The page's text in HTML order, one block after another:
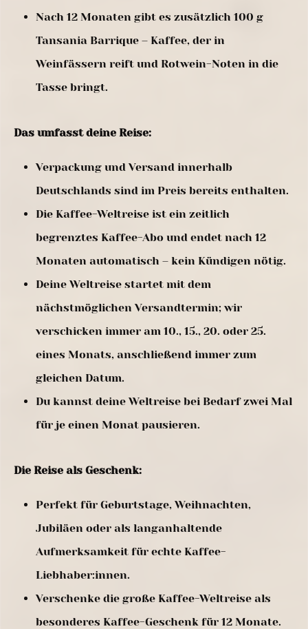
Nach 12 Monaten gibt es zusätzlich 100 g
Tansania Barrique – Kaffee, der in
Weinfässern reift und Rotwein-Noten in die
Tasse bringt.
Das umfasst deine Reise:
Verpackung und Versand innerhalb
Deutschlands sind im Preis bereits enthalten.
Die Kaffee-Weltreise ist ein zeitlich
begrenztes Kaffee-Abo und endet nach 12
Monaten automatisch – kein Kündigen nötig.
Deine Weltreise startet mit dem
nächstmöglichen Versandtermin; wir
verschicken immer am 10., 15., 20. oder 25.
eines Monats, anschließend immer zum
gleichen Datum.
Du kannst deine Weltreise bei Bedarf zwei Mal
für je einen Monat pausieren.
Die Reise als Geschenk:
Perfekt für Geburtstage, Weihnachten,
Jubiläen oder als langanhaltende
Aufmerksamkeit für echte Kaffee-
Liebhaber:innen.
Verschenke die große Kaffee-Weltreise als
besonderes Kaffee-Geschenk für 12 Monate.